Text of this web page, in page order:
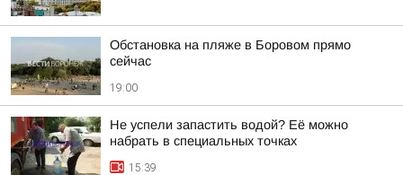
Обстановка на пляже в Боровом прямо
сейчас
19:00
Не успели запастить водой? Её можно
набрать в специальных точках
15:39